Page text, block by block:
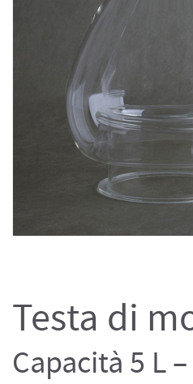
Testa di
Capacità 5 L